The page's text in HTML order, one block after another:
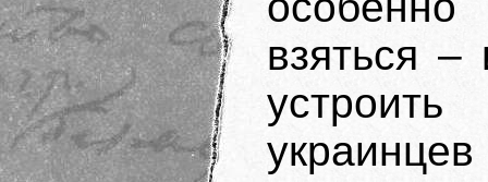
взяться –